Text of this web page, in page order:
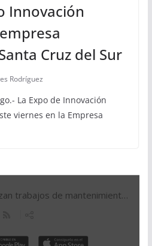
Innovación
Cruz del Sur
Rodríguez
La Expo de Innovación
viernes en la Empresa